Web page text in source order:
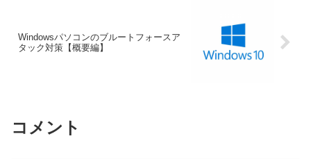
Windowsパソコンのブルートフォースア
タック対策【概要編】
コメント